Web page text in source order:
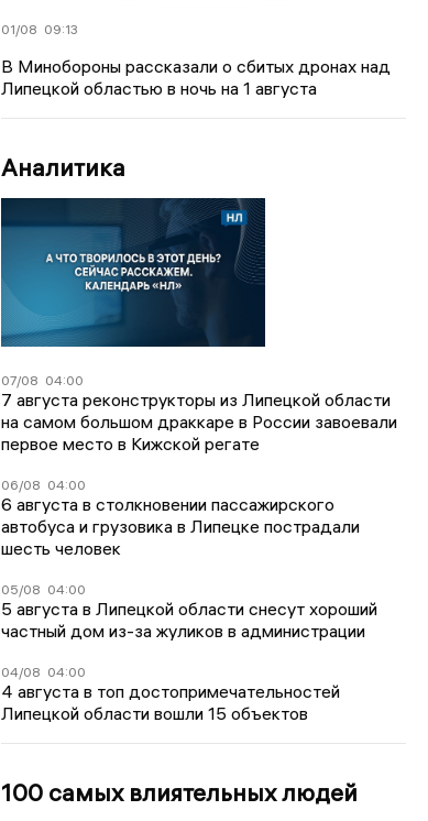
01/08 09:13
В Минобороны рассказали о сбитых дронах над
Липецкой областью в ночь на 1 августа
Аналитика
07/08 04:00
7 августа реконструкторы из Липецкой области
на самом большом драккаре в России завоевали
первое место в Кижской регате
06/08 04:00
6 августа в столкновении пассажирского
автобуса и грузовика в Липецке пострадали
шесть человек
05/08 04:00
5 августа в Липецкой области снесут хороший
частный дом из-за жуликов в администрации
04/08 04:00
4 августа в топ достопримечательностей
Липецкой области вошли 15 объектов
100 самых влиятельных людей